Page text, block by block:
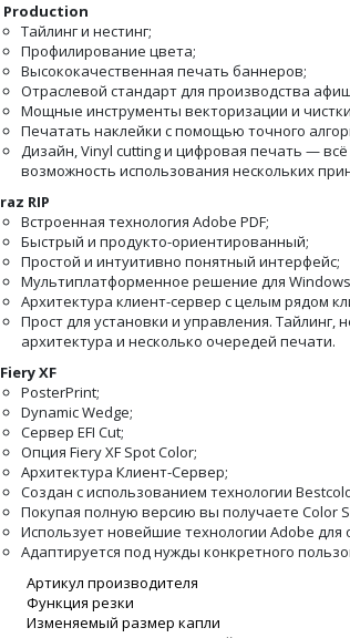
Production
Тайлинг и нестинг;
Профилирование цвета;
Высококачественная печать баннеров;
Отраслевой стандарт для производства
Мощные инструменты векторизации и
Печатать наклейки с помощью точного
Дизайн, Vinyl cutting и цифровая печать —
возможность использования нескольких
RIP
Встроенная технология Adobe PDF;
Быстрый и продукто-ориентированный;
Простой и интуитивно понятный интерфейс;
Мультиплатформенное решение для Windows
Архитектура клиент-сервер с целым рядом
Прост для установки и управления.
архитектура и несколько очередей печати.
Fiery XF
PosterPrint;
Dynamic Wedge;
Сервер EFI Cut;
Опция Fiery XF Spot Color;
Архитектура Клиент-Сервер;
Создан с использованием технологии
Покупая полную версию вы получаете Color
Использует новейшие технологии Adobe
Адаптируется под нужды конкретного
Артикул производителя
Функция резки
Изменяемый размер капли